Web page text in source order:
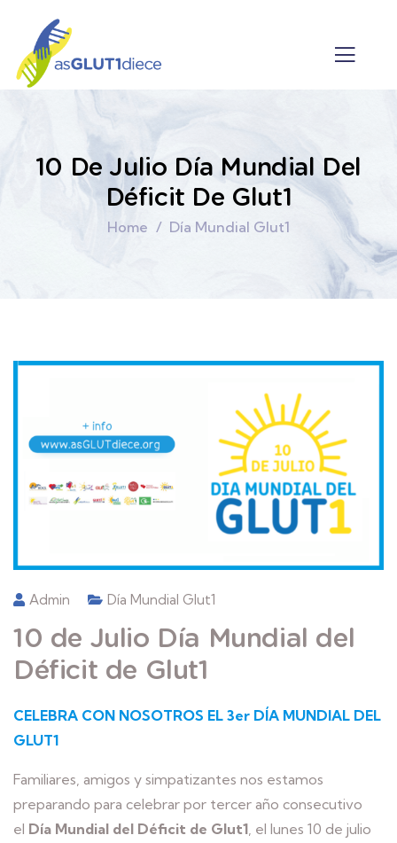
10 De Julio Día Mundial Del
Déficit De Glut1
Home Día Mundial Glut1
Admin Día Mundial Glut1
10 de Julio Día Mundial del
Déficit de Glut1
CELEBRA CON NOSOTROS EL 3er DÍA MUNDIAL DEL
GLUT1
Familiares, amigos y simpatizantes nos estamos
preparando para celebrar por tercer año consecutivo
el Día Mundial del Déficit de Glut1 , el lunes 10 de julio